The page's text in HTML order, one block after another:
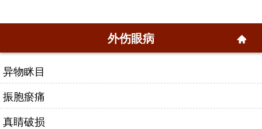
外伤眼病
异物眯目
振胞瘀痛
真睛破损